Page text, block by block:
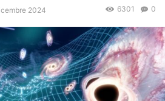
2024 0
6301